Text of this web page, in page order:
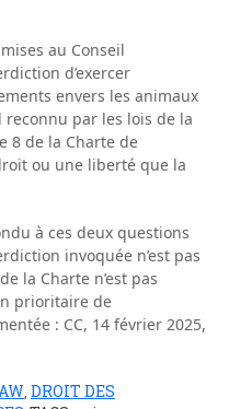
au Conseil
d’exercer
envers les animaux
par les lois de la
8 de la Charte de
ou une liberté que la
à ces deux questions
invoquée n’est pas
la Charte n’est pas
prioritaire de
: CC, 14 février 2025,
DROIT DES